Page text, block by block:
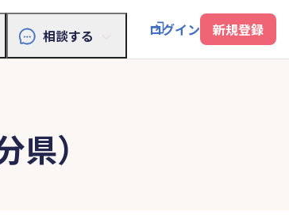
相談する ログイン 新規登録
）